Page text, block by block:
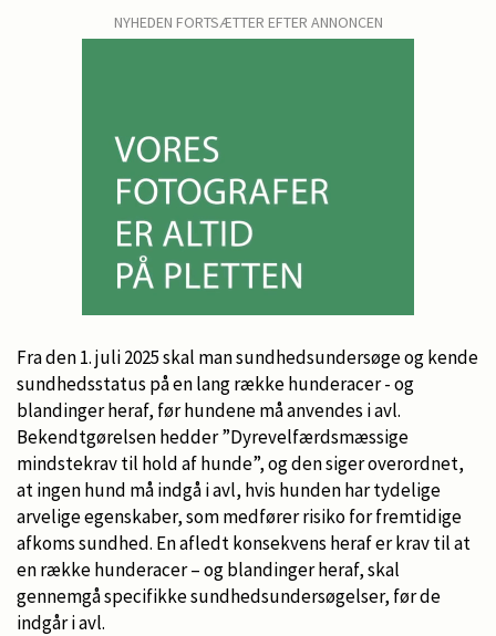
NYHEDEN FORTSÆTTER EFTER ANNONCEN
Fra den 1. juli 2025 skal man sundhedsundersøge og kende
sundhedsstatus på en lang række hunderacer - og
blandinger heraf, før hundene må anvendes i avl.
Bekendtgørelsen hedder ”Dyrevelfærdsmæssige
mindstekrav til hold af hunde”, og den siger overordnet,
at ingen hund må indgå i avl, hvis hunden har tydelige
arvelige egenskaber, som medfører risiko for fremtidige
afkoms sundhed. En afledt konsekvens heraf er krav til at
en række hunderacer – og blandinger heraf, skal
gennemgå specifikke sundhedsundersøgelser, før de
indgår i avl.